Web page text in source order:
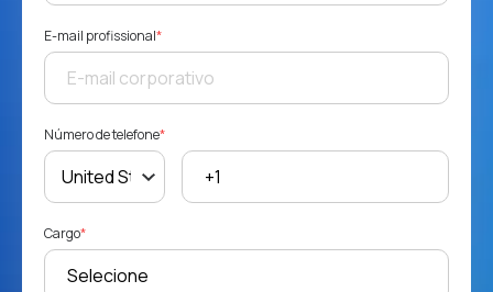
E-mail profissional*
Número de telefone*
Cargo*